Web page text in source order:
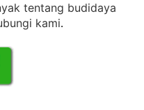
tentang budidaya
kami.